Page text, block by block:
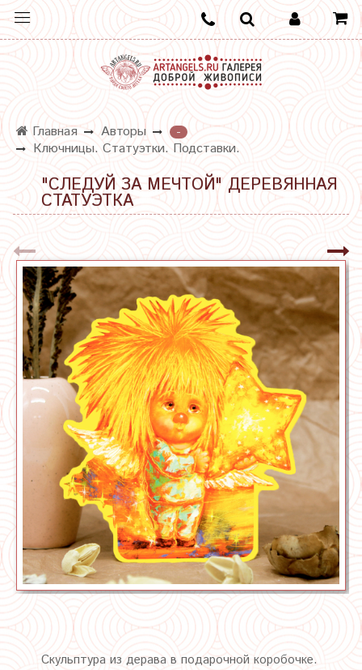
Главная Авторы
-
Ключницы. Статуэтки. Подставки.
"СЛЕДУЙ ЗА МЕЧТОЙ" ДЕРЕВЯННАЯ
СТАТУЭТКА
Скульптура из дерава в подарочной коробочке.